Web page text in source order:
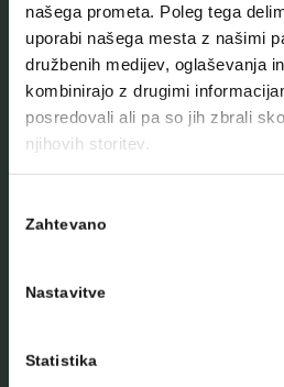
našega prometa. Poleg tega
uporabi našega mesta z našimi
družbenih medijev, oglaševanja
kombinirajo z drugimi
posredovali ali pa so jih zbrali
njihovih storitev.
soglasja
Zahtevano
Nastavitve
Statistika
Aktualno
Kontakt